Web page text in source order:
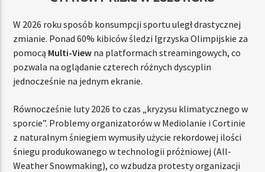
W 2026 roku sposób konsumpcji sportu uległ drastycznej
zmianie. Ponad 60% kibiców śledzi Igrzyska Olimpijskie za
pomocą Multi-View na platformach streamingowych, co
pozwala na oglądanie czterech różnych dyscyplin
jednocześnie na jednym ekranie.
Równocześnie luty 2026 to czas „kryzysu klimatycznego w
sporcie”. Problemy organizatorów w Mediolanie i Cortinie
z naturalnym śniegiem wymusiły użycie rekordowej ilości
śniegu produkowanego w technologii próżniowej (All-
Weather Snowmaking), co wzbudza protesty organizacji